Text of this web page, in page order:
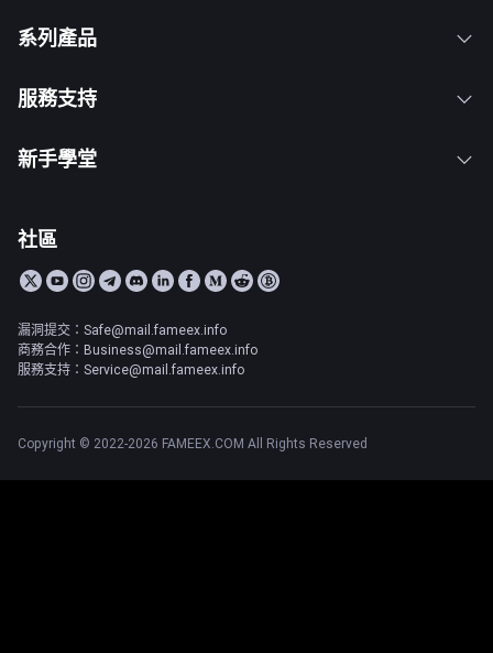
系列產品
服務支持
新手學堂
社區
漏洞提交：Safe@mail.fameex.info
商務合作：Business@mail.fameex.info
服務支持：Service@mail.fameex.info
Copyright © 2022-2026 FAMEEX.COM All Rights Reserved